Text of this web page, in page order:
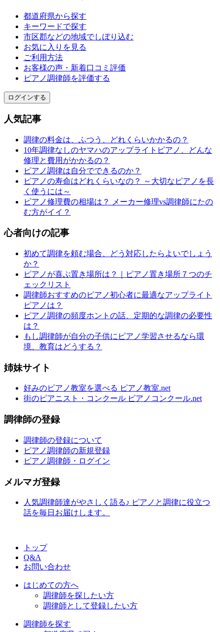
都道府県から探す
キーワードで探す
市区郡などの地域でしぼり込む
お気に入りを見る
ご利用方法
お客様の声・新着口コミ評価
ピアノ調律師を評価する
ログインする
人気記事
調律の料金は、ふつう、どれくらいかかるの？
10年調律なしのヤマハのアップライトピアノ、どんな
修理と費用がかかるの？
ピアノ調律は自分でできるのか？
ピアノの寿命はどれくらいなの？ ～大切なピアノを長
く使うには～
ピアノ修理費の相場は？ メーカー修理vs調律師にたの
む方がイイ？
心者向けの記事
初めて調律を頼む場合、どう対応したらよいでしょう
か？
ピアノが喜ぶ置き場所は？｜ピアノ置き場所７つのチ
ェックリスト
調律師おすすめのピアノ初心者に最適なアップライト
ピアノは？
ピアノ調律の頻度ホントの話、定期的な調律の必要性
は？
もし調律師が自分の子供にピアノ学習させるなら環
境、教育はどうする？
姉妹サイト
好みのピアノ教室を選べる ピアノ教室.net
街のピアニスト・コンクール ピアノコンクール.net
調律師の登録
調律師の登録について
ピアノ調律師の新規登録
ピアノ調律師・ログイン
メルマガ登録
人気調律師達がやさしく語る♪ ピアノと調律に役立つ
話を毎日お届けします。
トップ
Q&A
お問い合わせ
はじめての方へ
調律師を探したい方
調律師として登録したい方
調律師を探す